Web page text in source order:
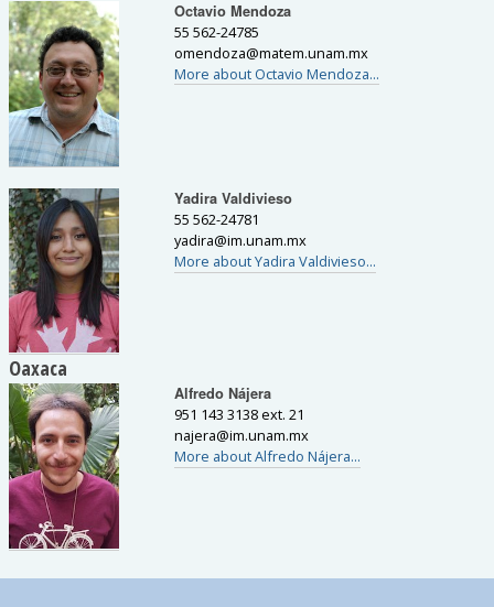
Octavio Mendoza
55 562-24785
omendoza@matem.unam.mx
More about Octavio Mendoza...
Yadira Valdivieso
55 562-24781
yadira@im.unam.mx
More about Yadira Valdivieso...
Oaxaca
Alfredo Nájera
951 143 3138 ext. 21
najera@im.unam.mx
More about Alfredo Nájera...